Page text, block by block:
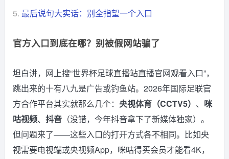
5. 最后说句大实话：别全指望一个入口
官方入口到底在哪？别被假网站骗了
坦白讲，网上搜“世界杯足球直播站直播官网观看入口”，
跳出来的十有八九是广告或钓鱼站。2026年国际足联官
方合作平台其实就那么几个： 央视体育（CCTV5） 、 咪
咕视频、 抖音 （没错，今年抖音拿下了新媒体独家）。
但问题来了——这些入口的打开方式各不相同。比如央
视需要电视端或央视频App，咪咕得买会员才能看4K，